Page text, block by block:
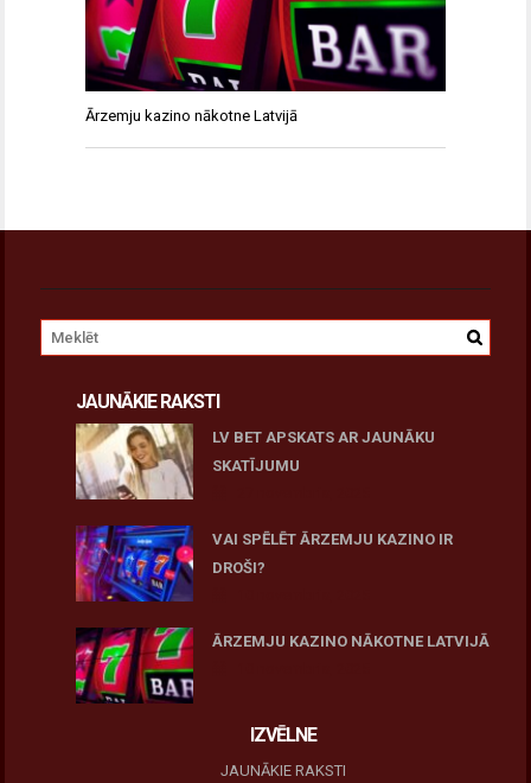
Ārzemju kazino nākotne Latvijā
JAUNĀKIE RAKSTI
LV BET APSKATS AR JAUNĀKU
SKATĪJUMU
VAI SPĒLĒT ĀRZEMJU KAZINO IR
DROŠI?
ĀRZEMJU KAZINO NĀKOTNE LATVIJĀ
IZVĒLNE
JAUNĀKIE RAKSTI